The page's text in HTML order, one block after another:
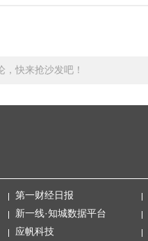
，快来抢沙发吧！
第一财经日报
新一线·知城数据平台
应帆科技